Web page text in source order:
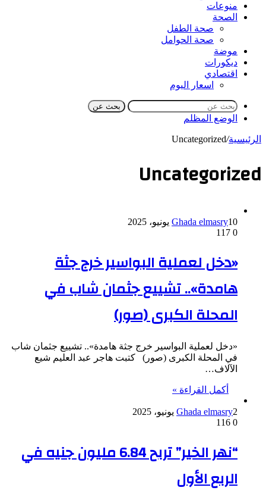
منوعات
الصحة
صحة الطفل
صحة الحوامل
موضة
ديكورات
اقتصادي
اسعار اليوم
بحث عن
الوضع المظلم
الرئيسية/
Uncategorized
Uncategorized
Ghada elmasry10 يونيو، 2025
0
«دخل لعملية البواسير خرج جثة
هامدة».. تشييع جثمان شاب في
المحلة الكبرى (صور)
«دخل لعملية البواسير خرج جثة هامدة».. تشييع جثمان شاب
في المحلة الكبرى (صور) كتبت هاجر عبد العليم شيع
الآلاف…
أكمل القراءة »
Ghada elmasry2 يونيو، 2025
0
“نهر الخير” تربح 6.84 مليون جنيه في
الربع الأول